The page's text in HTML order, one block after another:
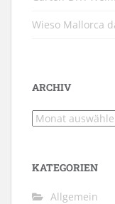
Wieso Mallorca
ARCHIV
Archiv
KATEGORIEN
Allgemein